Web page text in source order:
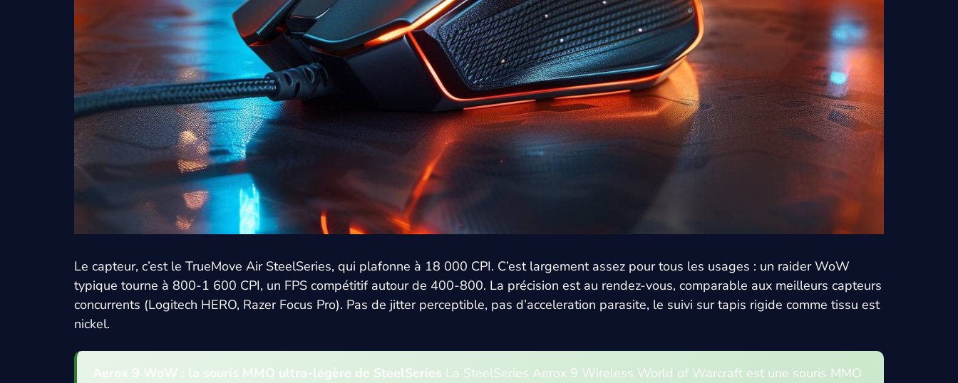
Le capteur, c’est le TrueMove Air SteelSeries, qui plafonne à 18 000 CPI. C’est largement assez pour tous les usages : un raider WoW
typique tourne à 800-1 600 CPI, un FPS compétitif autour de 400-800. La précision est au rendez-vous, comparable aux meilleurs capteurs
concurrents (Logitech HERO, Razer Focus Pro). Pas de jitter perceptible, pas d’acceleration parasite, le suivi sur tapis rigide comme tissu est
nickel.
Aerox 9 WoW : la souris MMO ultra-légère de SteelSeries La SteelSeries Aerox 9 Wireless World of Warcraft est une souris MMO